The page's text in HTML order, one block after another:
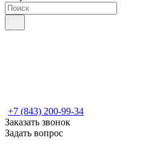
+7 (843) 200-99-34
Заказать звонок
Задать вопрос